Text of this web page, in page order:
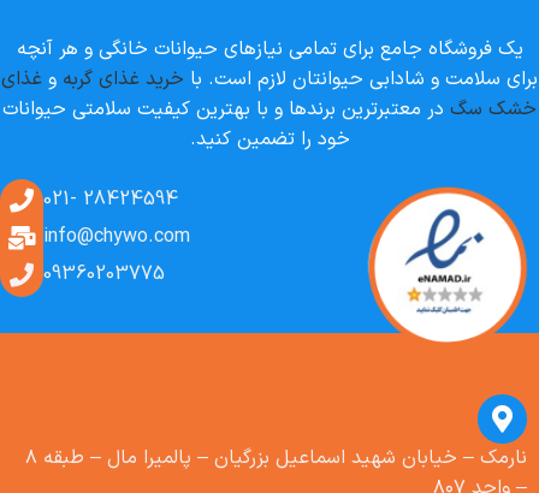
یک فروشگاه جامع برای تمامی نیازهای حیوانات خانگی و هر آنچه
برای سلامت و شادابی حیوانتان لازم است. با خرید غذای گربه و غذای
خشک سگ در معتبرترین برندها و با بهترین کیفیت سلامتی حیوانات
خود را تضمین کنید.
28424594 -021
info@chywo.com
09360203775
نارمک – خیابان شهید اسماعیل بزرگیان – پالمیرا مال – طبقه ۸